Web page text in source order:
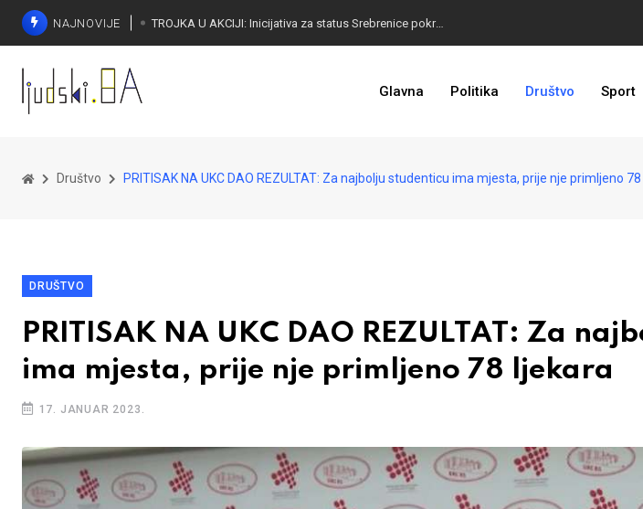
NAJNOVIJE TROJKA U AKCIJI: Inicijativa za status Srebrenice pokrenuta
ZASTRAŠIVANJE I PRITISCI: Saslušane još 4 osobe, 26 na popisu
Glavna Politika Društvo Sport
Društvo PRITISAK NA UKC DAO REZULTAT: Za najbolju studenticu ima mjesta, prije nje primljeno
DRUŠTVO
PRITISAK NA UKC DAO REZULTAT: Za
ima mjesta, prije nje primljeno 78 ljekara
17. JANUAR 2023.